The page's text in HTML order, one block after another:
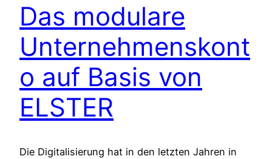
Das modulare
Unternehmenskont
o auf Basis von
ELSTER
Die Digitalisierung hat in den letzten Jahren in